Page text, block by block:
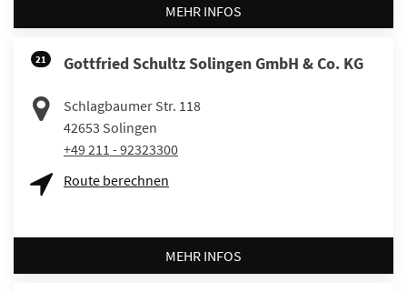
MEHR INFOS
21 Gottfried Schultz Solingen GmbH & Co. KG
Schlagbaumer Str. 118
42653 Solingen
+49 211 - 92323300
Route berechnen
MEHR INFOS